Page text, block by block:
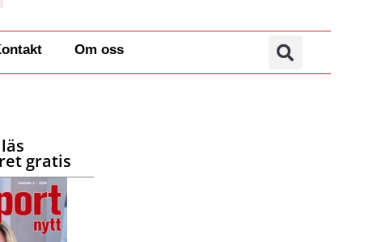
Om oss
gratis